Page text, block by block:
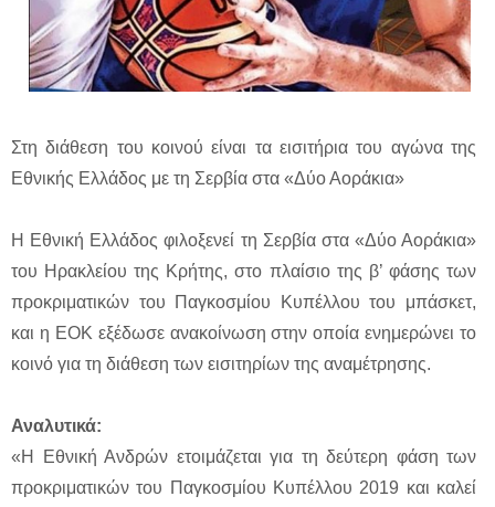
Στη διάθεση του κοινού είναι τα εισιτήρια του αγώνα της
Εθνικής Ελλάδος με τη Σερβία στα «Δύο Αοράκια»
Η Εθνική Ελλάδος φιλοξενεί τη Σερβία στα «Δύο Αοράκια»
του Ηρακλείου της Κρήτης, στο πλαίσιο της β’ φάσης των
προκριματικών του Παγκοσμίου Κυπέλλου του μπάσκετ,
και η ΕΟΚ εξέδωσε ανακοίνωση στην οποία ενημερώνει το
κοινό για τη διάθεση των εισιτηρίων της αναμέτρησης.
Αναλυτικά:
«Η Εθνική Ανδρών ετοιμάζεται για τη δεύτερη φάση των
προκριματικών του Παγκοσμίου Κυπέλλου 2019 και καλεί